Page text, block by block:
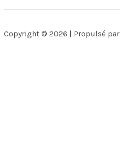
mois
Mai
Copyright © 2026 | Propulsé par